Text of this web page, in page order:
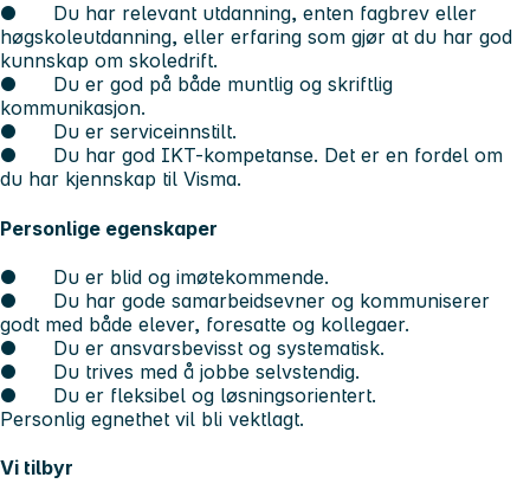
● Du har relevant utdanning, enten fagbrev eller
høgskoleutdanning, eller erfaring som gjør at du har god
kunnskap om skoledrift.
● Du er god på både muntlig og skriftlig
kommunikasjon.
● Du er serviceinnstilt.
● Du har god IKT-kompetanse. Det er en fordel om
du har kjennskap til Visma.
Personlige egenskaper
● Du er blid og imøtekommende.
● Du har gode samarbeidsevner og kommuniserer
godt med både elever, foresatte og kollegaer.
● Du er ansvarsbevisst og systematisk.
● Du trives med å jobbe selvstendig.
● Du er fleksibel og løsningsorientert.
Personlig egnethet vil bli vektlagt.
Vi tilbyr